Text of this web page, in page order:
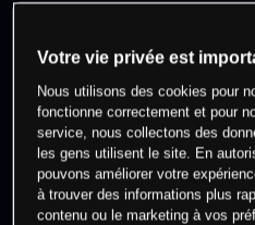
0% des clients ont
cet actif
Votre vie privée est
Nous utilisons des cookies pour
fonctionne correctement et pour
service, nous collectons des
les gens utilisent le site. En
pouvons améliorer votre
à trouver des informations plus
contenu ou le marketing à vos